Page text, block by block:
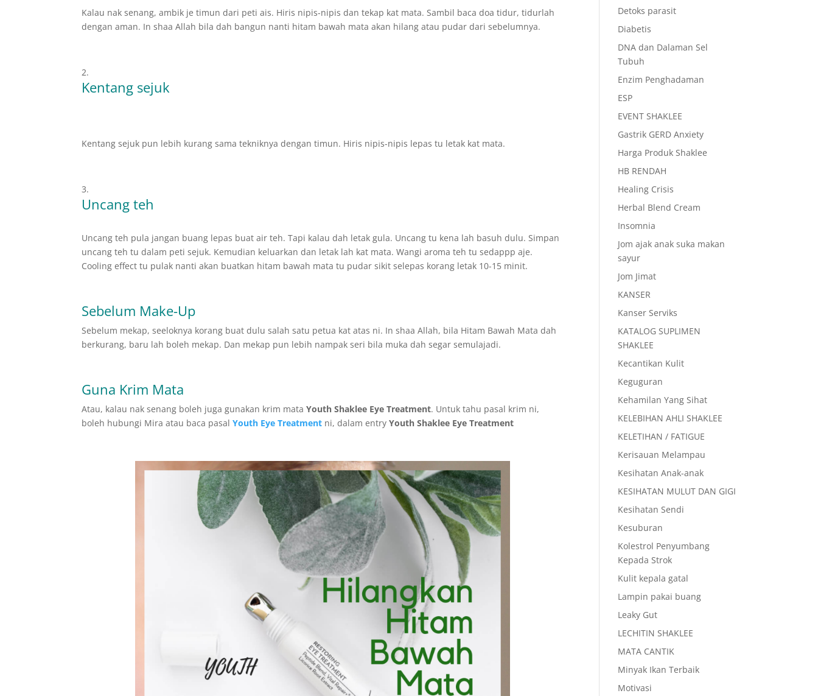
Kalau nak senang, ambik je timun dari peti ais. Hiris nipis-nipis dan tekap kat mata. Sambil baca doa tidur, tidurlah
dengan aman. In shaa Allah bila dah bangun nanti hitam bawah mata akan hilang atau pudar dari sebelumnya.
Kentang sejuk
Kentang sejuk pun lebih kurang sama tekniknya dengan timun. Hiris nipis-nipis lepas tu letak kat mata.
Uncang teh
Uncang teh pula jangan buang lepas buat air teh. Tapi kalau dah letak gula. Uncang tu kena lah basuh dulu. Simpan
uncang teh tu dalam peti sejuk. Kemudian keluarkan dan letak lah kat mata. Wangi aroma teh tu sedappp aje.
Cooling effect tu pulak nanti akan buatkan hitam bawah mata tu pudar sikit selepas korang letak 10-15 minit.
Sebelum Make-Up
Sebelum mekap, seeloknya korang buat dulu salah satu petua kat atas ni. In shaa Allah, bila Hitam Bawah Mata dah
berkurang, baru lah boleh mekap. Dan mekap pun lebih nampak seri bila muka dah segar semulajadi.
Guna Krim Mata
Atau, kalau nak senang boleh juga gunakan krim mataYouth Shaklee Eye Treatment. Untuk tahu pasal krim ni,
boleh hubungi Mira atau baca pasalYouth Eye Treatment ni, dalam entryYouth Shaklee Eye Treatment
Detoks parasit
Diabetis
DNA dan Dalaman Sel
Tubuh
Enzim Penghadaman
ESP
EVENT SHAKLEE
Gastrik GERD Anxiety
Harga Produk Shaklee
HB RENDAH
Healing Crisis
Herbal Blend Cream
Insomnia
Jom ajak anak suka makan
sayur
Jom Jimat
KANSER
Kanser Serviks
KATALOG SUPLIMEN
SHAKLEE
Kecantikan Kulit
Keguguran
Kehamilan Yang Sihat
KELEBIHAN AHLI SHAKLEE
KELETIHAN / FATIGUE
Kerisauan Melampau
Kesihatan Anak-anak
KESIHATAN MULUT DAN GIGI
Kesihatan Sendi
Kesuburan
Kolestrol Penyumbang
Kepada Strok
Kulit kepala gatal
Lampin pakai buang
Leaky Gut
LECHITIN SHAKLEE
MATA CANTIK
Minyak Ikan Terbaik
Motivasi